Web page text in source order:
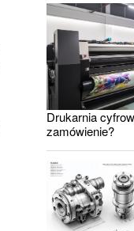
Drukarnia
zamówienie?